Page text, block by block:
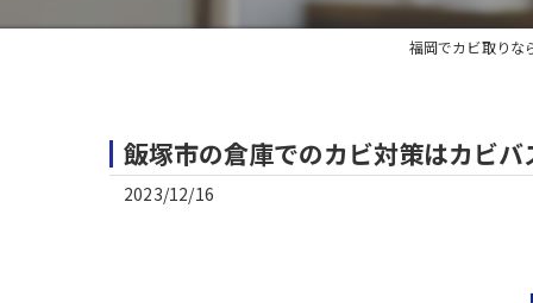
福岡でカビ取りな
飯塚市の倉庫でのカビ対策はカビ
2023/12/16